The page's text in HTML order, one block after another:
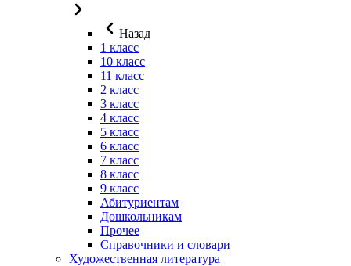
Назад
1 класс
10 класс
11 класс
2 класс
3 класс
4 класс
5 класс
6 класс
7 класс
8 класс
9 класс
Абитуриентам
Дошкольникам
Прочее
Справочники и словари
Художественная литература